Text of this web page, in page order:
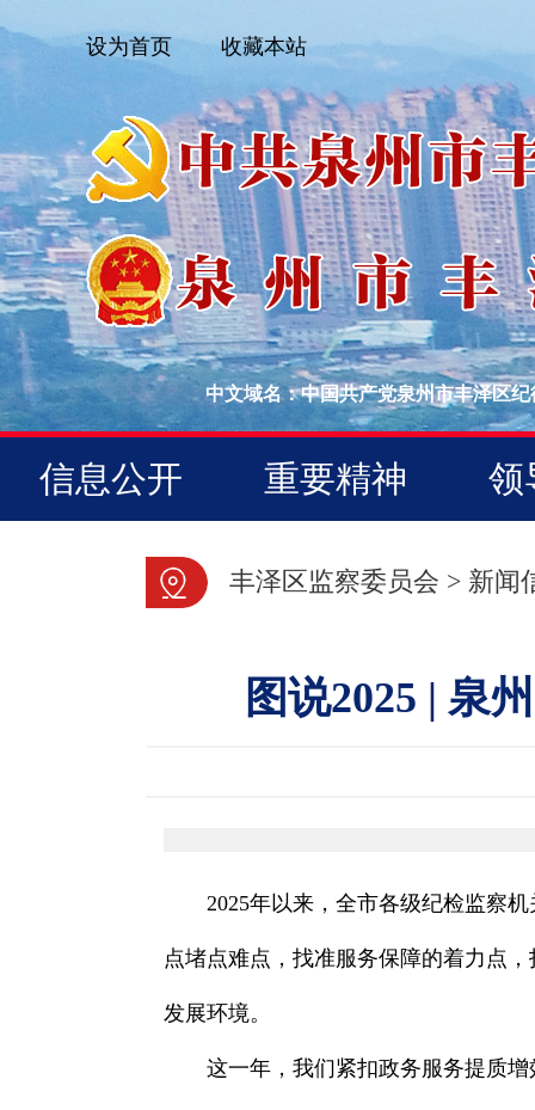
设为首页 收藏本站
中文域名：中国共产党泉州市丰泽区
信息公开 重要精神 领
丰泽区监察委员会 > 新闻
图说2025 | 泉
2025年以来，全市各级纪检监察
点堵点难点，找准服务保障的着力点
发展环境。
这一年，我们紧扣政务服务提质